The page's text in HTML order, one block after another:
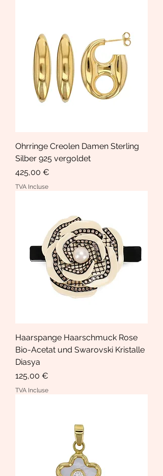
Ohrringe Creolen Damen Sterling
Silber 925 vergoldet
Prix
425,00 €
TVA Incluse
Haarspange Haarschmuck Rose
Bio-Acetat und Swarovski Kristalle
Diasya
Prix
125,00 €
TVA Incluse